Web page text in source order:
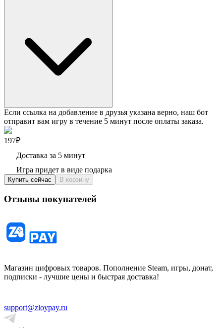
Если ссылка на добавление в друзья указана верно, наш бот
отправит вам игру в течение 5 минут после оплаты заказа.
197₽
Доставка за 5 минут
Игра придет в виде подарка
Купить сейчас В корзину
Отзывы покупателей
Магазин цифровых товаров. Пополнение Steam, игры, донат,
подписки - лучшие цены и быстрая доставка!
support@zloypay.ru